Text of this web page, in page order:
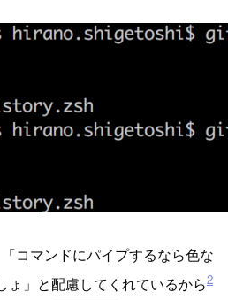
コマンドにパイプするなら色な
ょ」と配慮してくれているから2